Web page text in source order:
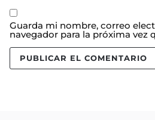
Guarda mi nombre, correo
navegador para la próxima vez